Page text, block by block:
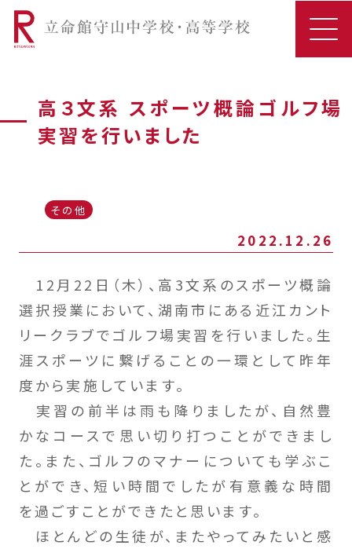
高３文系 スポーツ概論ゴルフ場
実習を行いました
その他
2022.12.26
12月22日（木）、高3文系のスポーツ概論
選択授業において、湖南市にある近江カント
リークラブでゴルフ場実習を行いました。生
涯スポーツに繋げることの一環として昨年
度から実施しています。
実習の前半は雨も降りましたが、自然豊
かなコースで思い切り打つことができまし
た。また、ゴルフのマナーについても学ぶこ
とができ、短い時間でしたが有意義な時間
を過ごすことができたと思います。
ほとんどの生徒が、またやってみたいと感